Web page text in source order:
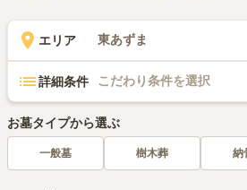
エリア 東あずま
詳細条件 こだわり条件を選択
お墓タイプから選ぶ
一般墓 樹木葬 納